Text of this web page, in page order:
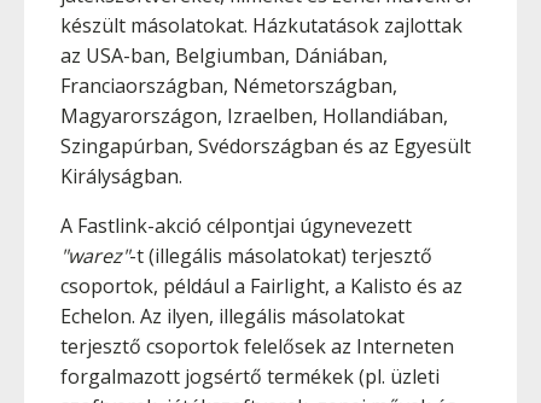
készült másolatokat. Házkutatások zajlottak
az USA-ban, Belgiumban, Dániában,
Franciaországban, Németországban,
Magyarországon, Izraelben, Hollandiában,
Szingapúrban, Svédországban és az Egyesült
Királyságban.
A Fastlink-akció célpontjai úgynevezett
"warez"-t (illegális másolatokat) terjesztő
csoportok, például a Fairlight, a Kalisto és az
Echelon. Az ilyen, illegális másolatokat
terjesztő csoportok felelősek az Interneten
forgalmazott jogsértő termékek (pl. üzleti